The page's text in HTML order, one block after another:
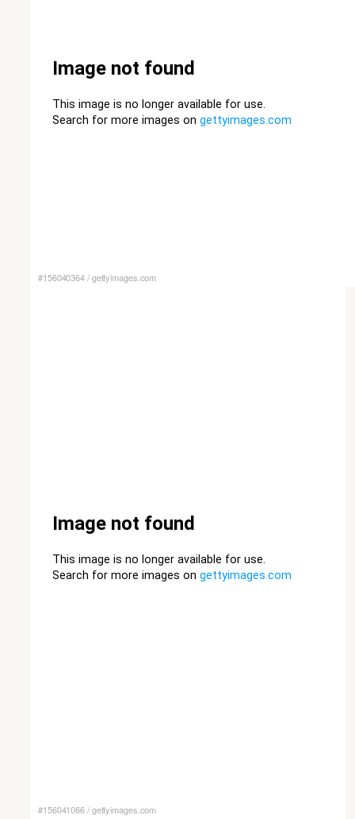
#156040364/gettyimages.com
#156041066/gettyimages.com